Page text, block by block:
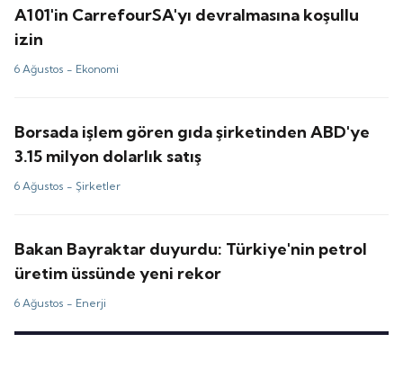
A101'in CarrefourSA'yı devralmasına koşullu
izin
6 Ağustos - Ekonomi
Borsada işlem gören gıda şirketinden ABD'ye
3.15 milyon dolarlık satış
6 Ağustos -Şirketler
Bakan Bayraktar duyurdu: Türkiye'nin petrol
üretim üssünde yeni rekor
6 Ağustos - Enerji